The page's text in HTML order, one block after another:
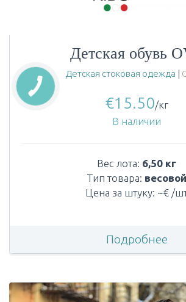
Детская обувь
Детская стоковая одежда |
€15.50/кг
В наличии
Вес лота: 6,50 кг
Тип товара: весовой
Цена за штуку: ~€ /
Подробнее